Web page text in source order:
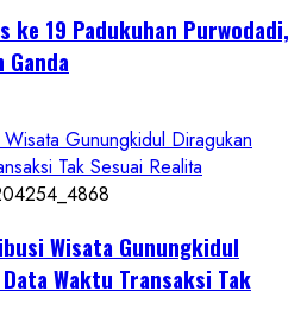
ke 19 Padukuhan Purwodadi,
Ganda
Gunungkidul Diragukan
Tak Sesuai Realita
Wisata Gunungkidul
Waktu Transaksi Tak